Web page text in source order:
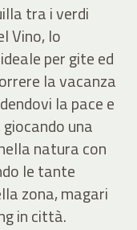
tra i verdi
Vino, lo
per gite ed
la vacanza
la pace e
una
natura con
le tante
zona, magari
in città.